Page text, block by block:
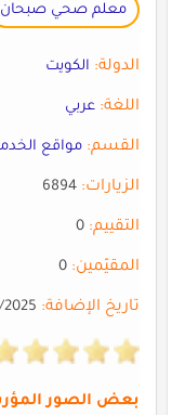
معلم صحي صبحان
الدولة: الكويت
اللغة: عربي
القسم: مواقع
الزيارات:6894
التقييم:0
المقيّمين:0
تاريخ الإضافة:24/9/2025
بعض الصور